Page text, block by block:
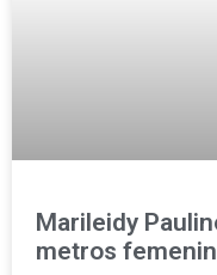
Marileidy
metros